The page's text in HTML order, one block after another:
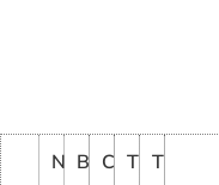
N B C T T